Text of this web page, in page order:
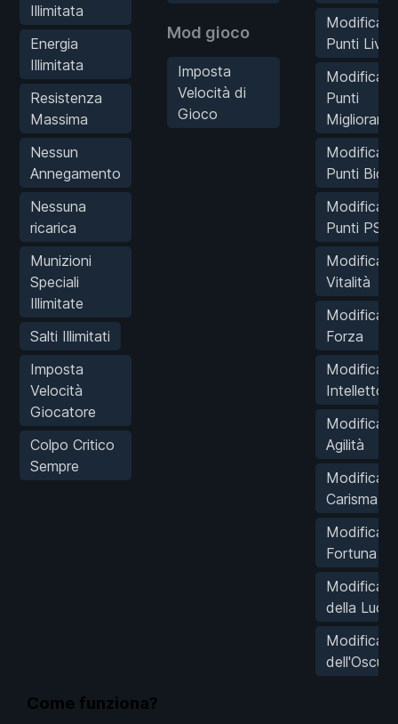
Illimitata
Energia
Illimitata
Resistenza
Massima
Nessun
Annegamento
Nessuna
ricarica
Munizioni
Speciali
Illimitate
Salti Illimitati
Imposta
Velocità
Giocatore
Colpo Critico
Sempre
Mod gioco
Imposta
Velocità di
Gioco
Modifica
Punti
Modifica
Punti
Modifica
Punti Bio
Modifica
Punti PSI
Modifica
Vitalità
Modifica
Forza
Modifica
Intelletto
Modifica
Agilità
Modifica
Carisma
Modifica
Fortuna
Modifica
della Luce
Modifica
Come funziona?